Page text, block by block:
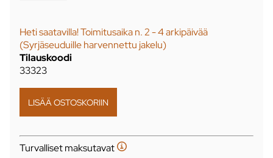
Heti saatavilla! Toimitusaika n. 2 - 4 arkipäivää
(Syrjäseuduille harvennettu jakelu)
Tilauskoodi
33323
Turvalliset maksutavat